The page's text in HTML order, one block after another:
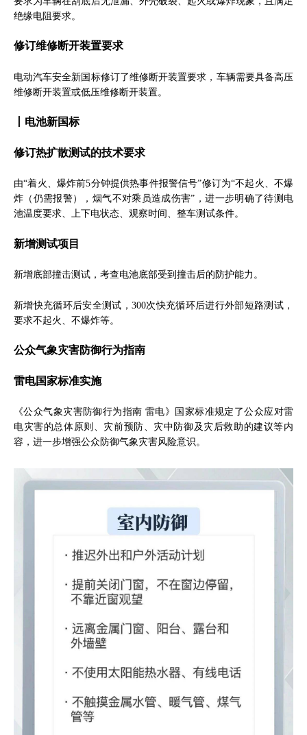
绝缘电阻要求。
修订维修断开装置要求
电动汽车安全新国标修订了维修断开装置要求，车辆需要具备高压
维修断开装置或低压维修断开装置。
丨电池新国标
修订热扩散测试的技术要求
由“着火、爆炸前5分钟提供热事件报警信号”修订为“不起火、不爆
炸（仍需报警），烟气不对乘员造成伤害”，进一步明确了待测电
池温度要求、上下电状态、观察时间、整车测试条件。
新增测试项目
新增底部撞击测试，考查电池底部受到撞击后的防护能力。
新增快充循环后安全测试，300次快充循环后进行外部短路测试，
要求不起火、不爆炸等。
公众气象灾害防御行为指南
雷电国家标准实施
《公众气象灾害防御行为指南 雷电》国家标准规定了公众应对雷
电灾害的总体原则、灾前预防、灾中防御及灾后救助的建议等内
容，进一步增强公众防御气象灾害风险意识。